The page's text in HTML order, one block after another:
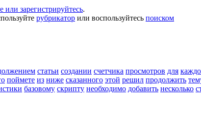
или зарегистрируйтесь.
рубрикатор или воспользуйтесь поиском
статьи создании счетчика просмотров для
поймете из ниже сказанного этой решил продолжить
базовому скрипту необходимо добавить несколько